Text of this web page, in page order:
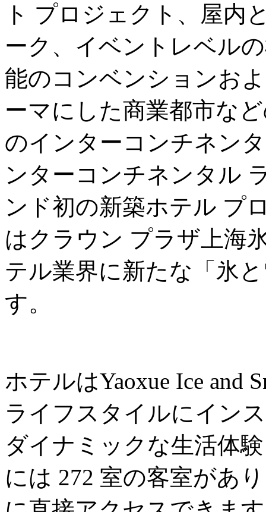
ト プロジェクト、屋内
ーク、イベントレベル
能のコンベンションお
ーマにした商業都市な
のインターコンチネン
ンターコンチネンタル
ンド初の新築ホテル プ
はクラウン プラザ上海
テル業界に新たな「氷
す。
ホテルはYaoxue Ice and
ライフスタイルにイン
ダイナミックな生活体
には 272 室の客室があ